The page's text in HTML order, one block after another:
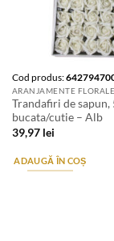
Cod produs:
Trandafiri de sapun,
bucata/cutie – Alb
39,97 lei
ADAUGĂ ÎN COȘ